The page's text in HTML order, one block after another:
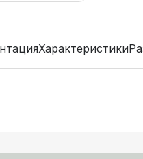
Характеристики